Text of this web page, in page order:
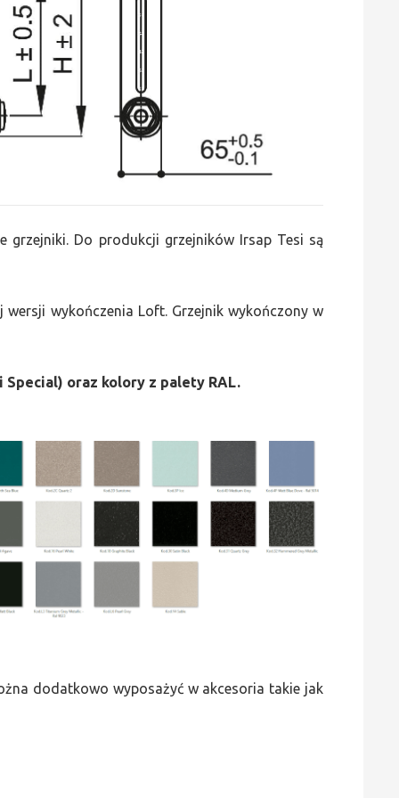
grzejniki. Do produkcji grzejników Irsap Tesi są
wykończenia Loft. Grzejnik wykończony w
oraz kolory z palety RAL.
dodatkowo wyposażyć w akcesoria takie jak